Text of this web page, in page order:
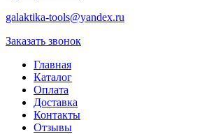
galaktika-tools@yandex.ru
Заказать звонок
Главная
Каталог
Оплата
Доставка
Контакты
Отзывы